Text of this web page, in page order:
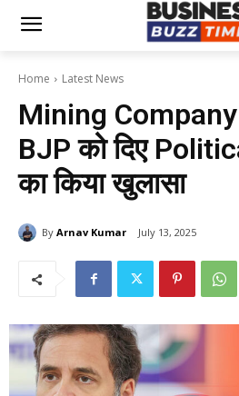
Home Latest News
Mining
BJP को दिए
का किया खुलासा
By Arnav Kumar July 13, 2025